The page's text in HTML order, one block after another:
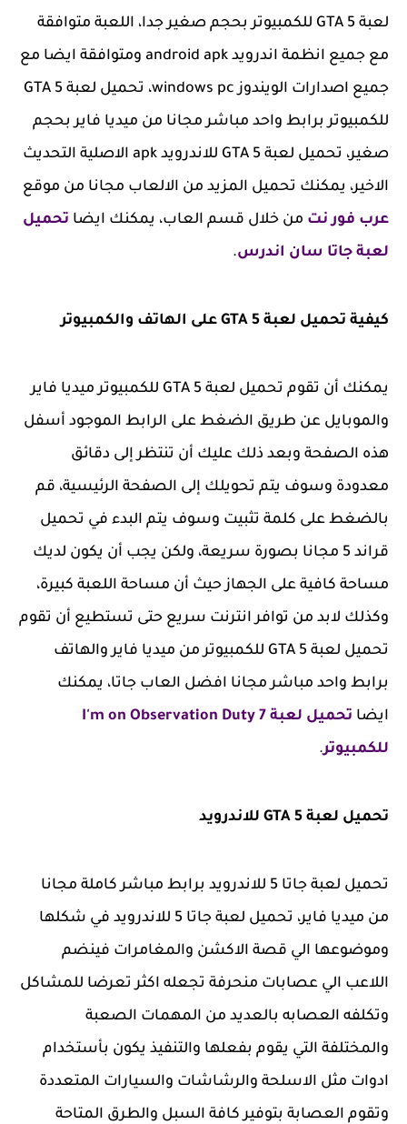
لعبة GTA 5 للكمبيوتر بحجم صغير جدا، اللعبة متوافقة
مع جميع انظمة اندرويد android apk ومتوافقة ايضا مع
جميع اصدارات الويندوز windows pc، تحميل لعبة GTA 5
للكمبيوتر برابط واحد مباشر مجانا من ميديا فاير بحجم
صغير، تحميل لعبة GTA 5 للاندرويد apk الاصلية التحديث
الاخير، يمكنك تحميل المزيد من الالعاب مجانا من موقع
عرب فور نت من خلال قسم العاب، يمكنك ايضا تحميل
لعبة جاتا سان اندرس.
كيفية تحميل لعبة GTA 5 على الهاتف والكمبيوتر
يمكنك أن تقوم تحميل لعبة GTA 5 للكمبيوتر ميديا فاير
والموبايل عن طريق الضغط على الرابط الموجود أسفل
هذه الصفحة وبعد ذلك عليك أن تنتظر إلى دقائق
معدودة وسوف يتم تحويلك إلى الصفحة الرئيسية، قم
بالضغط على كلمة تثبيت وسوف يتم البدء في تحميل
قراند 5 مجانا بصورة سريعة، ولكن يجب أن يكون لديك
مساحة كافية على الجهاز حيث أن مساحة اللعبة كبيرة،
وكذلك لابد من توافر انترنت سريع حتى تستطيع أن تقوم
تحميل لعبة GTA 5 للكمبيوتر من ميديا فاير والهاتف
برابط واحد مباشر مجانا افضل العاب جاتا، يمكنك
ايضا
تحميل لعبة I'm on Observation Duty 7
للكمبيوتر.
تحميل لعبة GTA 5 للاندرويد
تحميل لعبة جاتا 5 للاندرويد برابط مباشر كاملة مجانا
من ميديا فاير، تحميل لعبة جاتا 5 للاندرويد في شكلها
وموضوعها الي قصة الاكشن والمغامرات فينضم
اللاعب الي عصابات منحرفة تجعله اكثر تعرضا للمشاكل
وتكلفه العصابه بالعديد من المهمات الصعبة
والمختلفة التي يقوم بفعلها والتنفيذ يكون بأستخدام
ادوات مثل الاسلحة والرشاشات والسيارات المتعددة
وتقوم العصابة بتوفير كافة السبل والطرق المتاحة